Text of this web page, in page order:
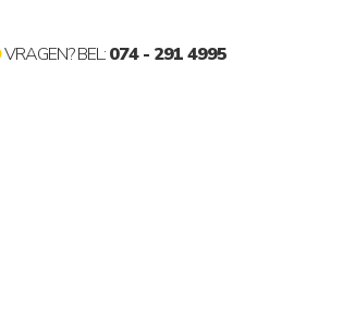
VRAGEN? BEL:074 - 291 4995